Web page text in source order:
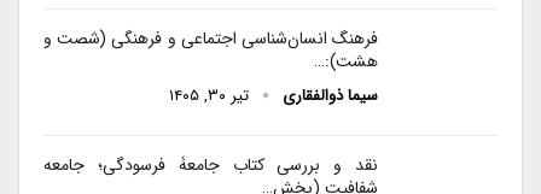
فرهنگ انسان‌شناسی اجتماعی و فرهنگی (شصت و
هشت):…
سیما ذوالفقاری تیر ۳۰, ۱۴۰۵
نقد و بررسی کتاب جامعۀ فرسودگی؛ جامعه
شفافیت (بخش…